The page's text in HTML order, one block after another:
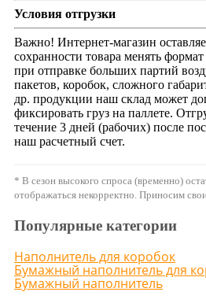
Условия отгрузки
Важно! Интернет-магазин
сохранности товара менять
при отправке больших партий
пакетов, коробок, сложного
др. продукции наш склад может
фиксировать груз на паллете.
течение 3 дней (рабочих) после
наш расчетный счет.
* В сезон высокого спроса (временно)
отображаться некорректно. Приносим
Популярные категории
Наполнитель для коробок
Бумажный наполнитель для
Бумажный наполнитель